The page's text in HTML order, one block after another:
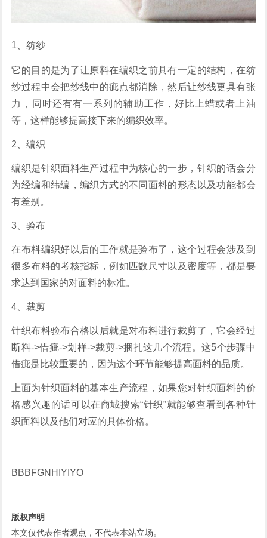
1、纺纱
它的目的是为了让原料在编织之前具有一定的结构，在纺
纱过程中会把纱线中的疵点都消除，然后让纱线更具有张
力，同时还有有一系列的辅助工作，好比上蜡或者上油
等，这样能够提高接下来的编织效率。
2、编织
编织是针织面料生产过程中为核心的一步，针织的话会分
为经编和纬编，编织方式的不同面料的形态以及功能都会
有差别。
3、验布
在布料编织好以后的工作就是验布了，这个过程会涉及到
很多布料的考核指标，例如匹数尺寸以及密度等，都是要
求达到国家的对面料的标准。
4、裁剪
针织布料验布合格以后就是对布料进行裁剪了，它会经过
断料->借疵->划样->裁剪->捆扎这几个流程。这5个步骤中
借疵是比较重要的，因为这个环节能够提高面料的品质。
上面为针织面料的基本生产流程，如果您对针织面料的价
格感兴趣的话可以在商城搜索“针织”就能够查看到各种针
织面料以及他们对应的具体价格。
BBBFGNHIYIYO
版权声明
本文仅代表作者观点，不代表本站立场。